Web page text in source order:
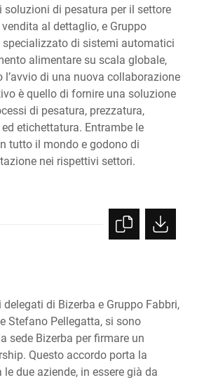
di pesatura per il settore
al dettaglio, e Gruppo
specializzato di sistemi automatici
alimentare su scala globale,
di una nuova collaborazione
è quello di fornire una soluzione
di pesatura, prezzatura,
etichettatura. Entrambe le
tutto il mondo e godono di
nei rispettivi settori.
di Bizerba e Gruppo Fabbri,
Stefano Pellegatta, si sono
sede Bizerba per firmare un
Questo accordo porta la
due aziende, in essere già da